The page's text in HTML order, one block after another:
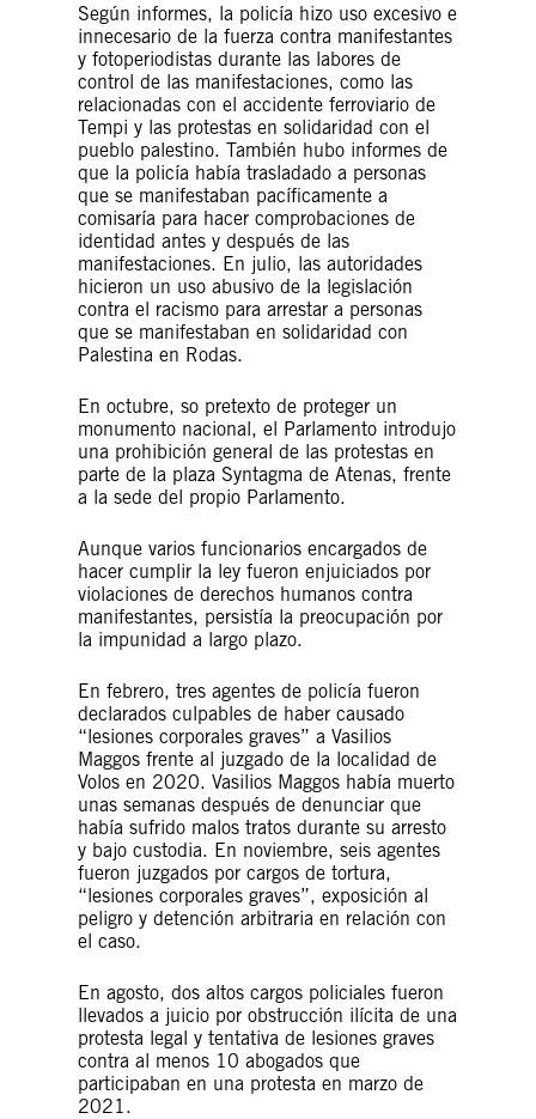
Según informes, la policía hizo uso excesivo e
innecesario de la fuerza contra manifestantes
y fotoperiodistas durante las labores de
control de las manifestaciones, como las
relacionadas con el accidente ferroviario de
Tempi y las protestas en solidaridad con el
pueblo palestino. También hubo informes de
que la policía había trasladado a personas
que se manifestaban pacíficamente a
comisaría para hacer comprobaciones de
identidad antes y después de las
manifestaciones. En julio, las autoridades
hicieron un uso abusivo de la legislación
contra el racismo para arrestar a personas
que se manifestaban en solidaridad con
Palestina en Rodas.
En octubre, so pretexto de proteger un
monumento nacional, el Parlamento introdujo
una prohibición general de las protestas en
parte de la plaza Syntagma de Atenas, frente
a la sede del propio Parlamento.
Aunque varios funcionarios encargados de
hacer cumplir la ley fueron enjuiciados por
violaciones de derechos humanos contra
manifestantes, persistía la preocupación por
la impunidad a largo plazo.
En febrero, tres agentes de policía fueron
declarados culpables de haber causado
“lesiones corporales graves” a Vasilios
Maggos frente al juzgado de la localidad de
Volos en 2020. Vasilios Maggos había muerto
unas semanas después de denunciar que
había sufrido malos tratos durante su arresto
y bajo custodia. En noviembre, seis agentes
fueron juzgados por cargos de tortura,
“lesiones corporales graves”, exposición al
peligro y detención arbitraria en relación con
el caso.
En agosto, dos altos cargos policiales fueron
llevados a juicio por obstrucción ilícita de una
protesta legal y tentativa de lesiones graves
contra al menos 10 abogados que
participaban en una protesta en marzo de
2021.